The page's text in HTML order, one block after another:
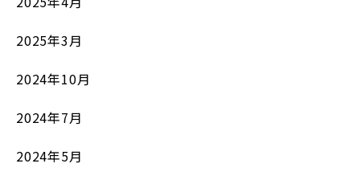
2025年3月
2024年10月
2024年7月
2024年5月